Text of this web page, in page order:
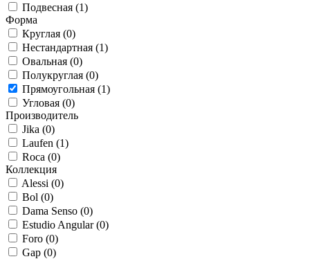
Подвесная (1)
Форма
Круглая (0)
Нестандартная (1)
Овальная (0)
Полукруглая (0)
Прямоугольная (1)
Угловая (0)
Производитель
Jika (0)
Laufen (1)
Roca (0)
Коллекция
Alessi (0)
Bol (0)
Dama Senso (0)
Estudio Angular (0)
Foro (0)
Gap (0)